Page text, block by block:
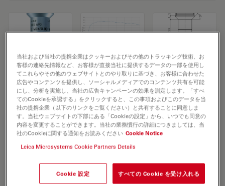
Microscope Objective HC APO L 40x/0,80
W U-V-I
見積依頼
our
Objective Finder, compare
alternatives, and find the best fit for
当社および当社の提携企業はクッキーおよびその他のトラッキング技術、お
客様の連絡先情報など、お客様が直接当社に提供するデータの一部を使用し
てこれらやその他のウェブサイトとのやり取りに基づき、お客様に合わせた
広告やコンテンツを提供し、ソーシャルメディアでのコンテンツ共有を可能
にし、分析を実施し、当社の広告キャンペーンの効果を測定します。「すべ
てのCookieを承認する」をクリックすると、この事項およびこのデータを当
社の提携企業（以下のリンクをご覧ください）と共有することに同意しま
す。当社ウェブサイトの下部にある「Cookieの設定」から、いつでも同意の
内容を変更することができます。当社の業務慣行の詳細につきましては、当
社のCookieに関する通知をお読みください Cookie Notice
Leica Microsystems Cookie Partners Details
Cookie 設定 すべての Cookie を受け入れる